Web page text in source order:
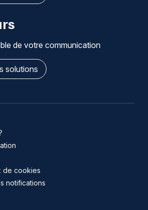
de votre communication
solutions
de cookies
notifications